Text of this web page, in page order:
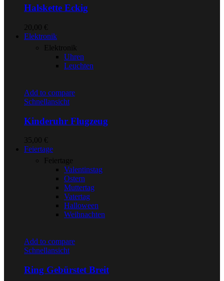
Halskette Eckig
20,00 €
Elektronik
Elektronik
Uhren
Leuchten
Add to compare
Schnellansicht
Kinderuhr Flugzeug
35,00 €
Feiertage
Feiertage
Valentinstag
Ostern
Muttertag
Vatertag
Halloween
Weihnachten
Add to compare
Schnellansicht
Ring Gebürstet Breit